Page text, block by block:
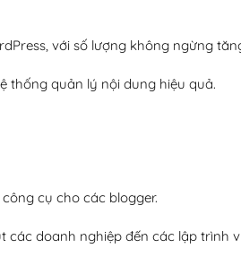
với số lượng không ngừng
thống quản lý nội dung hiệu quả.
cụ cho các blogger.
doanh nghiệp đến các lập trình